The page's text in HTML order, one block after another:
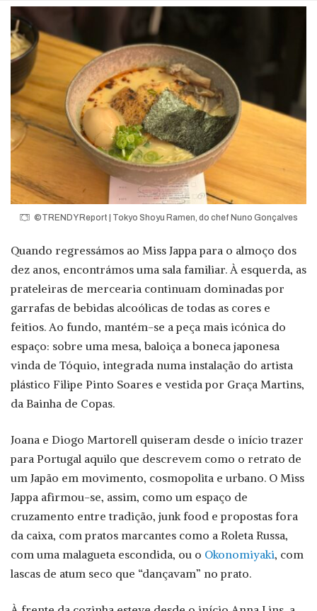
©TRENDY Report | Tokyo Shoyu Ramen, do chef Nuno Gonçalves
Quando regressámos ao Miss Jappa para o almoço dos
dez anos, encontrámos uma sala familiar. À esquerda, as
prateleiras de mercearia continuam dominadas por
garrafas de bebidas alcoólicas de todas as cores e
feitios. Ao fundo, mantém-se a peça mais icónica do
espaço: sobre uma mesa, baloiça a boneca japonesa
vinda de Tóquio, integrada numa instalação do artista
plástico Filipe Pinto Soares e vestida por Graça Martins,
da Bainha de Copas.
Joana e Diogo Martorell quiseram desde o início trazer
para Portugal aquilo que descrevem como o retrato de
um Japão em movimento, cosmopolita e urbano. O Miss
Jappa afirmou-se, assim, como um espaço de
cruzamento entre tradição, junk food e propostas fora
da caixa, com pratos marcantes como a Roleta Russa,
com uma malagueta escondida, ou o Okonomiyaki, com
lascas de atum seco que “dançavam” no prato.